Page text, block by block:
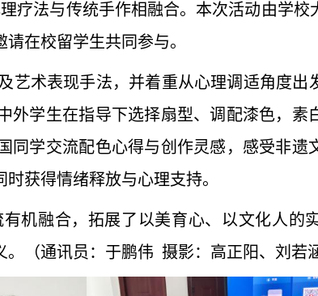
疗法与传统手作相融合。本次活动由学校
在校留学生共同参与。
艺术表现手法，并着重从心理调适角度出
外学生在指导下选择扇型、调配漆色，素
同学交流配色心得与创作灵感，感受非遗
时获得情绪释放与心理支持。
机融合，拓展了以美育心、以文化人的
（通讯员：于鹏伟 摄影：高正阳、刘若